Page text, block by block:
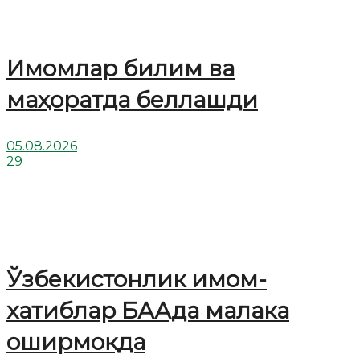
Имомлар билим ва
маҳоратда беллашди
05.08.2026
29
Ўзбекистонлик имом-
хатиблар БААда малака
оширмоқда